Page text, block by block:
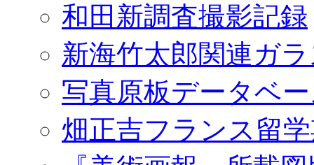
和田新調査撮影記録
新海竹太郎関連ガ
写真原板データベ
畑正吉フランス留